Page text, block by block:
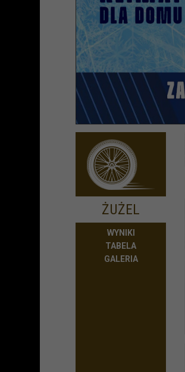
ŻUŻEL
WYNIKI
TABELA
GALERIA